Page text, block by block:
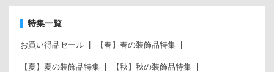
特集一覧
お買い得品セール 【春】春の装飾品特集
【夏】夏の装飾品特集 【秋】秋の装飾品特集